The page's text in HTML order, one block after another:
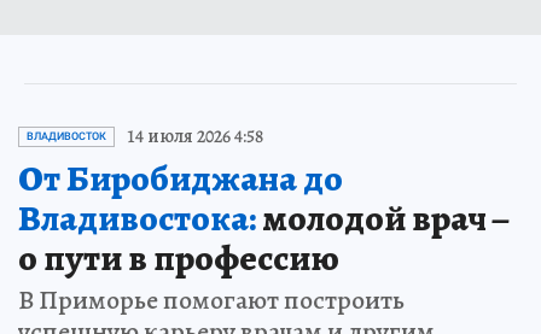
ВЛАДИВОСТОК 14 июля 2026 4:58
От Биробиджана до
Владивостока:молодой врач –
о пути в профессию
В Приморье помогают построить